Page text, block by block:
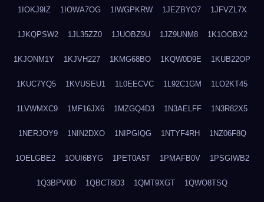
1IOKJ9IZ 1IOWA7OG 1IWGPKRW 1JEZBYO7 1JFVZL7X
1JKQPSW2 1JL35ZZ0 1JUOBZ9U 1JZ9UNM8 1K1OOBX2
1KJONM1Y 1KJVH227 1KMG68BO 1KQW0D9E 1KUB22OP
1KUC7YQ5 1KVUSEU1 1L0EECVC 1L92C1GM 1LO2KT45
1LVWMXC9 1MF16JX6 1MZGQ4D3 1N3AELFF 1N3R82X5
1NERJOY9 1NIN2DXO 1NIPGIQG 1NTYF4RH 1NZ06F8Q
1OELGBE2 1OUI6BYG 1PET0A5T 1PMAFB0V 1PSGIWB2
1Q3BPV0D 1QBCT8D3 1QMT9XGT 1QWO8TSQ